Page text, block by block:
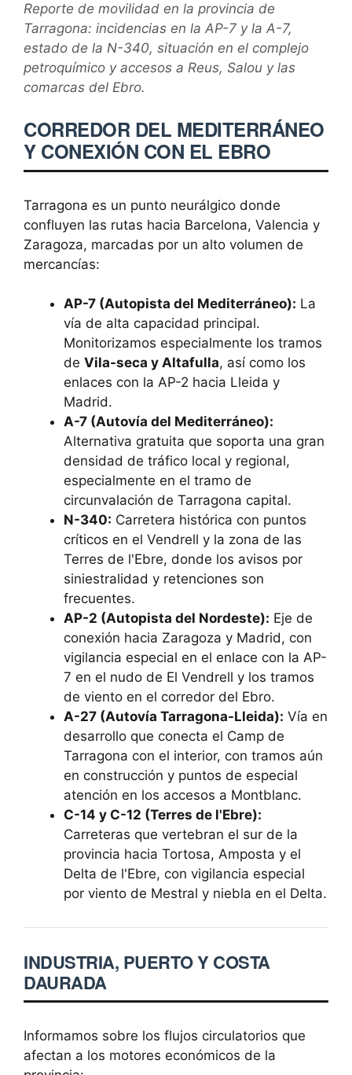
Reporte de movilidad en la provincia de
Tarragona: incidencias en la AP-7 y la A-7,
estado de la N-340, situación en el complejo
petroquímico y accesos a Reus, Salou y las
comarcas del Ebro.
CORREDOR DEL MEDITERRÁNEO
Y CONEXIÓN CON EL EBRO
Tarragona es un punto neurálgico donde
confluyen las rutas hacia Barcelona, Valencia y
Zaragoza, marcadas por un alto volumen de
mercancías:
AP-7 (Autopista del Mediterráneo): La
vía de alta capacidad principal.
Monitorizamos especialmente los tramos
de Vila-seca y Altafulla, así como los
enlaces con la AP-2 hacia Lleida y
Madrid.
A-7 (Autovía del Mediterráneo):
Alternativa gratuita que soporta una gran
densidad de tráfico local y regional,
especialmente en el tramo de
circunvalación de Tarragona capital.
N-340: Carretera histórica con puntos
críticos en el Vendrell y la zona de las
Terres de l'Ebre, donde los avisos por
siniestralidad y retenciones son
frecuentes.
AP-2 (Autopista del Nordeste): Eje de
conexión hacia Zaragoza y Madrid, con
vigilancia especial en el enlace con la AP-
7 en el nudo de El Vendrell y los tramos
de viento en el corredor del Ebro.
A-27 (Autovía Tarragona-Lleida): Vía en
desarrollo que conecta el Camp de
Tarragona con el interior, con tramos aún
en construcción y puntos de especial
atención en los accesos a Montblanc.
C-14 y C-12 (Terres de l'Ebre):
Carreteras que vertebran el sur de la
provincia hacia Tortosa, Amposta y el
Delta de l'Ebre, con vigilancia especial
por viento de Mestral y niebla en el Delta.
INDUSTRIA, PUERTO Y COSTA
DAURADA
Informamos sobre los flujos circulatorios que
afectan a los motores económicos de la